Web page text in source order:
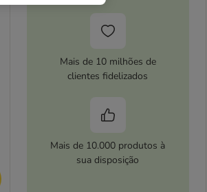
Mais de 10 milhões de
clientes fidelizados
Mais de 10.000 produtos à
sua disposição